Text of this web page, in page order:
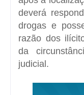
deverá
drogas e
razão dos
da
judicial.